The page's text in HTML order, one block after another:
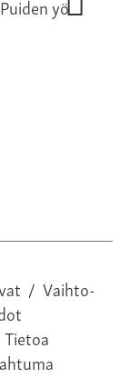
Puiden yö
/ Vaihto-
Tietoa